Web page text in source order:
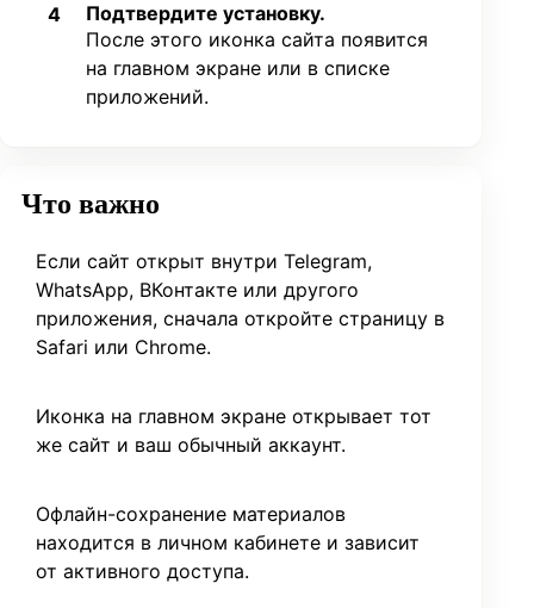
4
Подтвердите установку.
После этого иконка сайта появится
на главном экране или в списке
приложений.
Что важно
Если сайт открыт внутри Telegram,
WhatsApp, ВКонтакте или другого
приложения, сначала откройте страницу в
Safari или Chrome.
Иконка на главном экране открывает тот
же сайт и ваш обычный аккаунт.
Офлайн-сохранение материалов
находится в личном кабинете и зависит
от активного доступа.